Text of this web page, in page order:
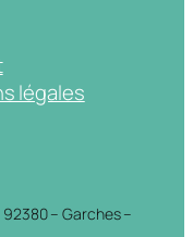
légales
– Garches –